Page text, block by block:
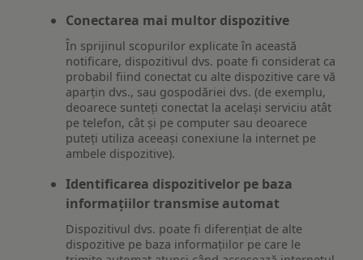
Conectarea mai multor dispozitive
În sprijinul scopurilor explicate în această
notificare, dispozitivul dvs. poate fi considerat ca
probabil fiind conectat cu alte dispozitive care vă
aparțin dvs., sau gospodăriei dvs. (de exemplu,
deoarece sunteți conectat la același serviciu atât
pe telefon, cât și pe computer sau deoarece
puteți utiliza aceeași conexiune la internet pe
ambele dispozitive).
Identificarea dispozitivelor pe baza
informațiilor transmise automat
Dispozitivul dvs. poate fi diferențiat de alte
dispozitive pe baza informațiilor pe care le